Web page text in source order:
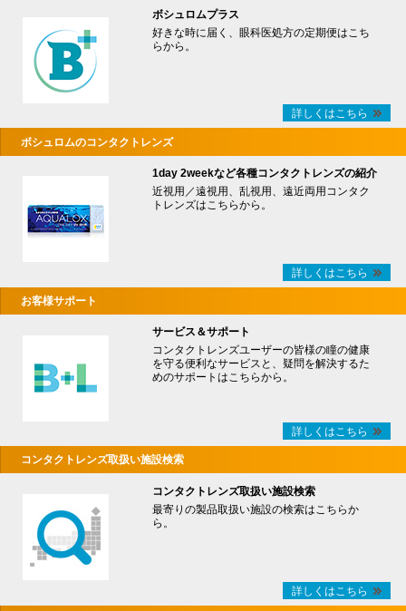
ボシュロムプラス
好きな時に届く、眼科医処方の定期便はこち
らから。
詳しくはこちら
ボシュロムのコンタクトレンズ
1day 2weekなど各種コンタクトレンズの紹介
近視用／遠視用、乱視用、遠近両用コンタク
トレンズはこちらから。
詳しくはこちら
お客様サポート
サービス＆サポート
コンタクトレンズユーザーの皆様の瞳の健康
を守る便利なサービスと、疑問を解決するた
めのサポートはこちらから。
詳しくはこちら
コンタクトレンズ取扱い施設検索
コンタクトレンズ取扱い施設検索
最寄りの製品取扱い施設の検索はこちらか
ら。
詳しくはこちら